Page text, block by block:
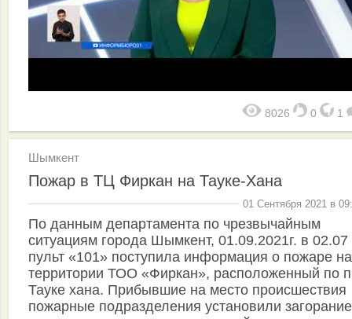
8026 0 1
Шымкент
Пожар в ТЦ Фиркан на Тауке-Хана
01 Сентября 2021 в
По данным департамента по чрезвычайным
ситуациям города Шымкент, 01.09.2021г. в 02.07
пульт «101» поступила информация о пожаре на
территории ТОО «Фиркан», расположенный по
Тауке хана. Прибывшие на место происшествия
пожарные подразделения установили загорание